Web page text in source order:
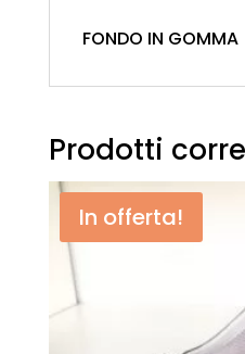
FONDO IN GOMMA
Prodotti
In offerta!